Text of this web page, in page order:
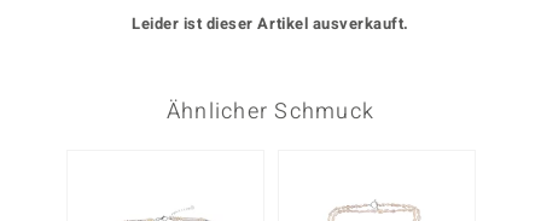
Leider ist dieser Artikel ausverkauft.
Ähnlicher Schmuck